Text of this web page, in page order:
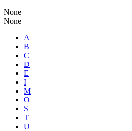
None
None
A
B
C
D
E
I
M
O
S
T
U